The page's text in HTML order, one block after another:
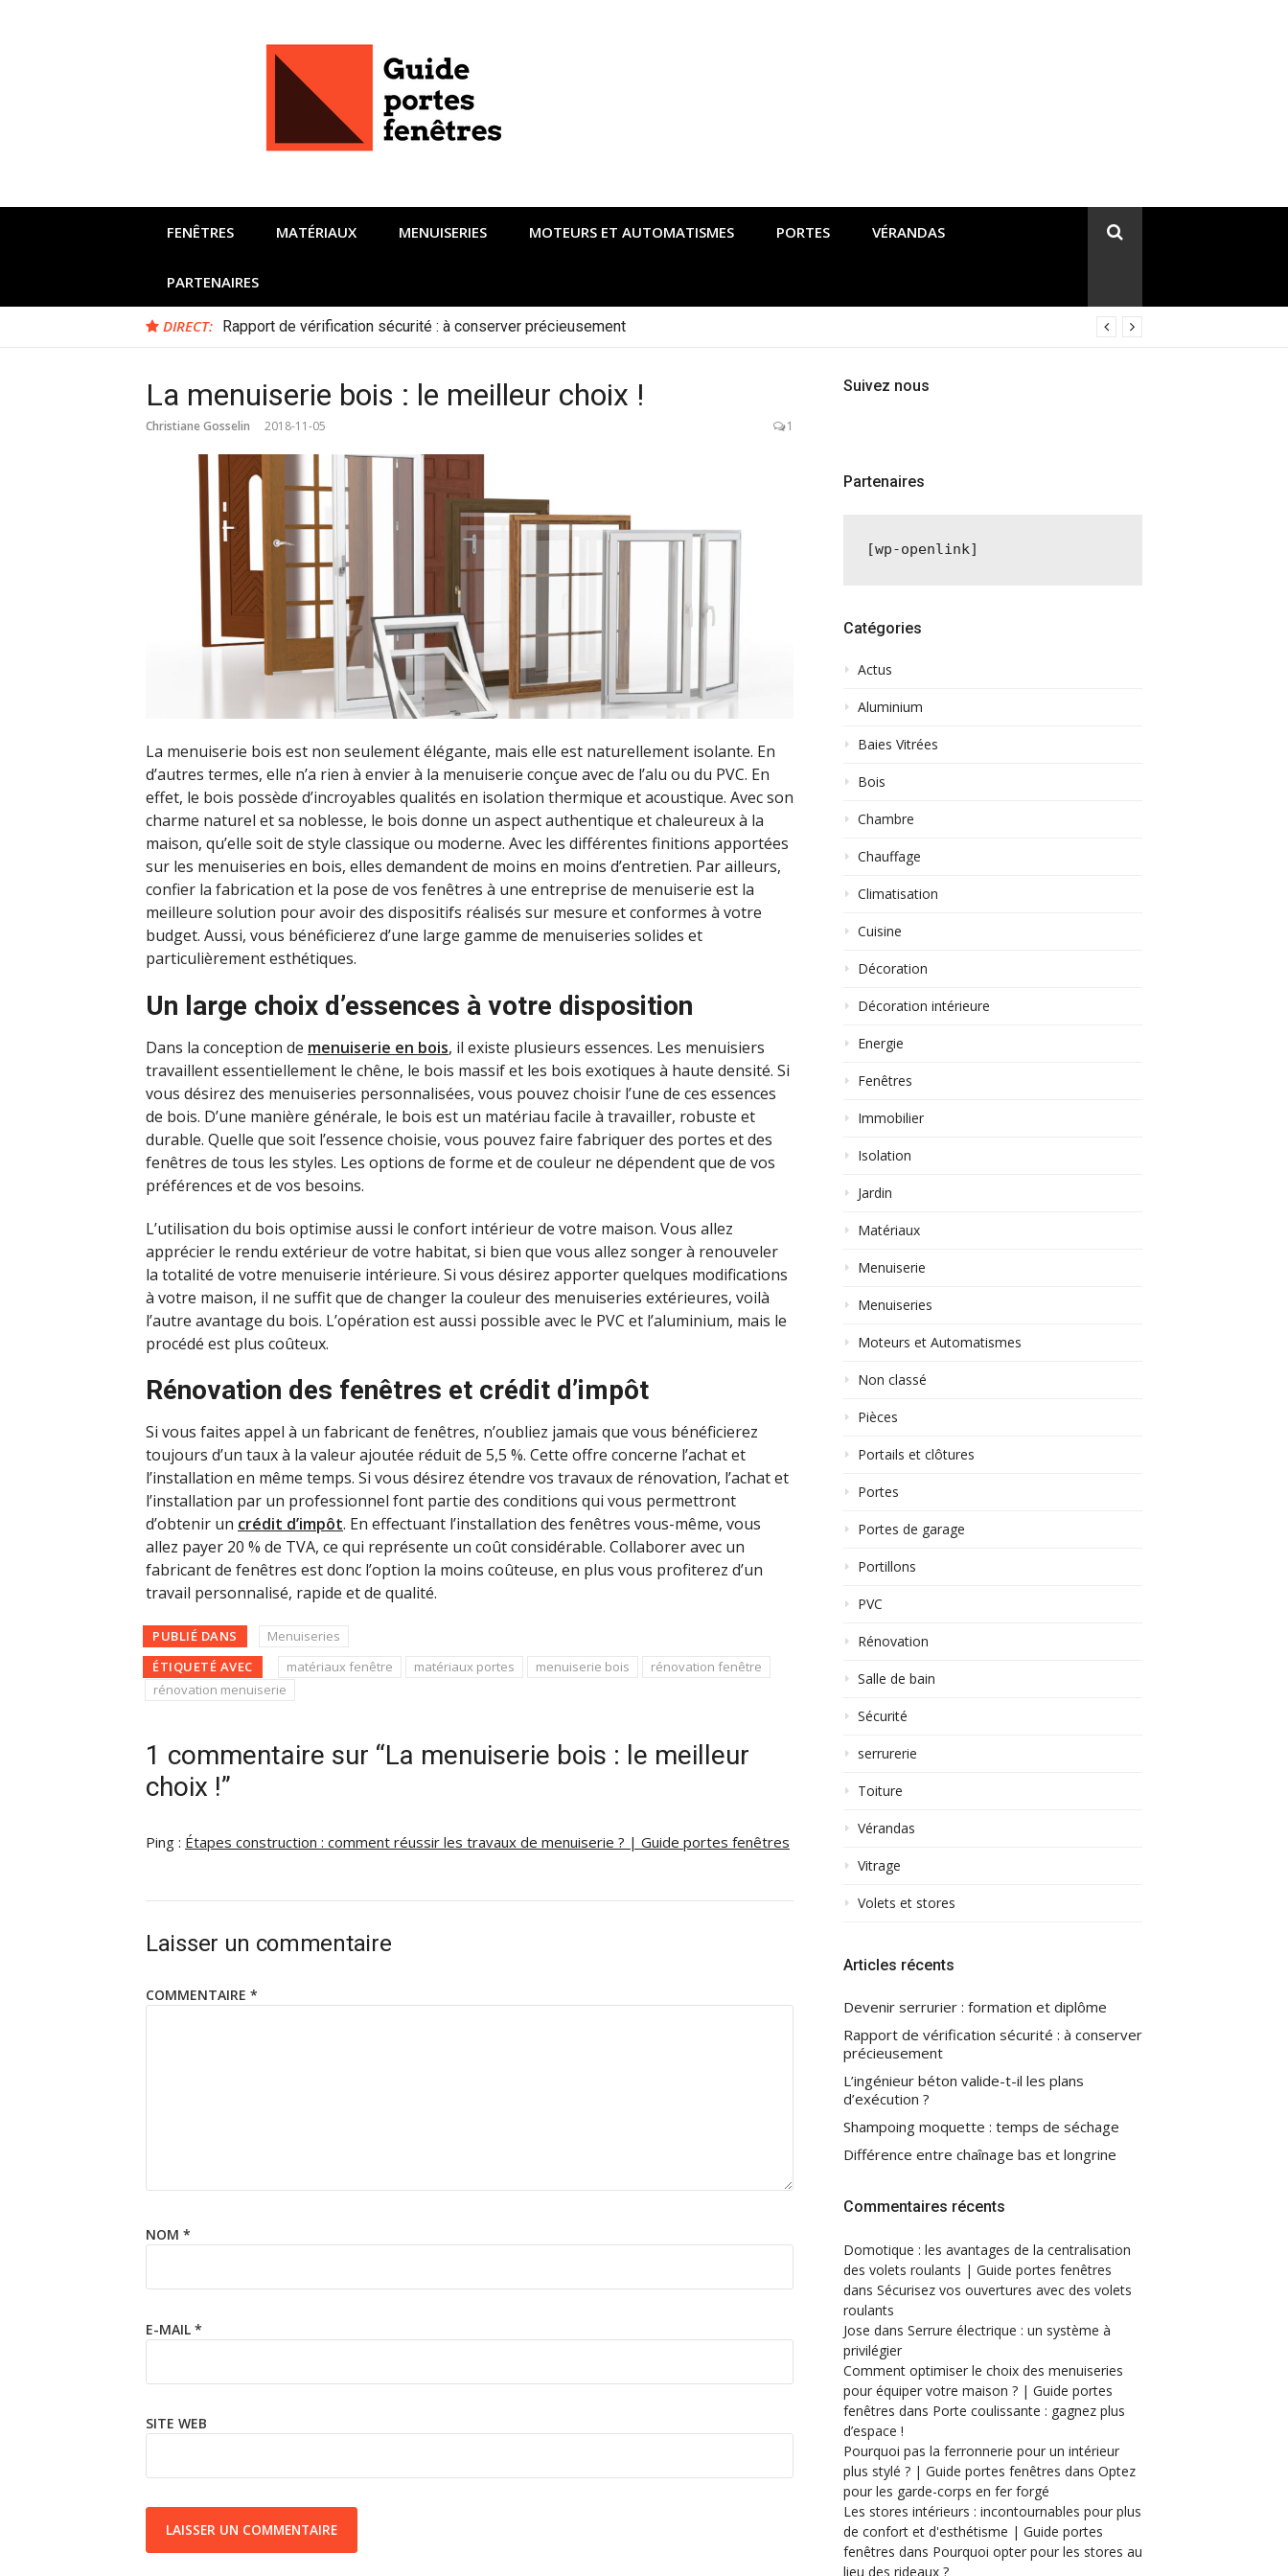
FENÊTRES MATÉRIAUX MENUISERIES MOTEURS ET AUTOMATISMES PORTES VÉRANDAS
PARTENAIRES
DIRECT: Rapport de vérification sécurité : à conserver précieusement
La menuiserie bois : le meilleur choix !
Christiane Gosselin 2018-11-05 1
La menuiserie bois est non seulement élégante, mais elle est naturellement isolante. En
d’autres termes, elle n’a rien à envier à la menuiserie conçue avec de l’alu ou du PVC. En
effet, le bois possède d’incroyables qualités en isolation thermique et acoustique. Avec son
charme naturel et sa noblesse, le bois donne un aspect authentique et chaleureux à la
maison, qu’elle soit de style classique ou moderne. Avec les différentes finitions apportées
sur les menuiseries en bois, elles demandent de moins en moins d’entretien. Par ailleurs,
confier la fabrication et la pose de vos fenêtres à une entreprise de menuiserie est la
meilleure solution pour avoir des dispositifs réalisés sur mesure et conformes à votre
budget. Aussi, vous bénéficierez d’une large gamme de menuiseries solides et
particulièrement esthétiques.
Un large choix d’essences à votre disposition
Dans la conception de menuiserie en bois, il existe plusieurs essences. Les menuisiers
travaillent essentiellement le chêne, le bois massif et les bois exotiques à haute densité. Si
vous désirez des menuiseries personnalisées, vous pouvez choisir l’une de ces essences
de bois. D’une manière générale, le bois est un matériau facile à travailler, robuste et
durable. Quelle que soit l’essence choisie, vous pouvez faire fabriquer des portes et des
fenêtres de tous les styles. Les options de forme et de couleur ne dépendent que de vos
préférences et de vos besoins.
L’utilisation du bois optimise aussi le confort intérieur de votre maison. Vous allez
apprécier le rendu extérieur de votre habitat, si bien que vous allez songer à renouveler
la totalité de votre menuiserie intérieure. Si vous désirez apporter quelques modifications
à votre maison, il ne suffit que de changer la couleur des menuiseries extérieures, voilà
l’autre avantage du bois. L’opération est aussi possible avec le PVC et l’aluminium, mais le
procédé est plus coûteux.
Rénovation des fenêtres et crédit d’impôt
Si vous faites appel à un fabricant de fenêtres, n’oubliez jamais que vous bénéficierez
toujours d’un taux à la valeur ajoutée réduit de 5,5 %. Cette offre concerne l’achat et
l’installation en même temps. Si vous désirez étendre vos travaux de rénovation, l’achat et
l’installation par un professionnel font partie des conditions qui vous permettront
d’obtenir un crédit d’impôt. En effectuant l’installation des fenêtres vous-même, vous
allez payer 20 % de TVA, ce qui représente un coût considérable. Collaborer avec un
fabricant de fenêtres est donc l’option la moins coûteuse, en plus vous profiterez d’un
travail personnalisé, rapide et de qualité.
PUBLIÉ DANS
Menuiseries
ÉTIQUETÉ AVEC
matériaux fenêtre matériaux portes menuiserie bois
rénovation fenêtre
rénovation menuiserie
1 commentaire sur “La menuiserie bois : le meilleur
choix !”
Ping : Étapes construction : comment réussir les travaux de menuiserie ? | Guide portes fenêtres
Laisser un commentaire
COMMENTAIRE *
NOM *
E-MAIL *
SITE WEB
Suivez nous
Partenaires
[wp-openlink]
Catégories
Actus
Aluminium
Baies Vitrées
Bois
Chambre
Chauffage
Climatisation
Cuisine
Décoration
Décoration intérieure
Energie
Fenêtres
Immobilier
Isolation
Jardin
Matériaux
Menuiserie
Menuiseries
Moteurs et Automatismes
Non classé
Pièces
Portails et clôtures
Portes
Portes de garage
Portillons
PVC
Rénovation
Salle de bain
Sécurité
serrurerie
Toiture
Vérandas
Vitrage
Volets et stores
Articles récents
Devenir serrurier : formation et diplôme
Rapport de vérification sécurité : à conserver
précieusement
L’ingénieur béton valide-t-il les plans
d’exécution ?
Shampoing moquette : temps de séchage
Différence entre chaînage bas et longrine
Commentaires récents
Domotique : les avantages de la centralisation
des volets roulants | Guide portes fenêtres
dans Sécurisez vos ouvertures avec des volets
roulants
Jose dans Serrure électrique : un système à
privilégier
Comment optimiser le choix des menuiseries
pour équiper votre maison ? | Guide portes
fenêtres dans Porte coulissante : gagnez plus
d’espace !
Pourquoi pas la ferronnerie pour un intérieur
plus stylé ? | Guide portes fenêtres dans Optez
pour les garde-corps en fer forgé
Les stores intérieurs : incontournables pour plus
de confort et d'esthétisme | Guide portes
fenêtres dans Pourquoi opter pour les stores au
lieu des rideaux ?